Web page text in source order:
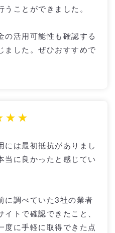
ことができました。
の活用可能性も確認する
ました。ぜひおすすめで
には最初抵抗がありまし
当に良かったと感じてい
に調べていた3社の業者
トで確認できたこと、
度に手軽に取得できた点